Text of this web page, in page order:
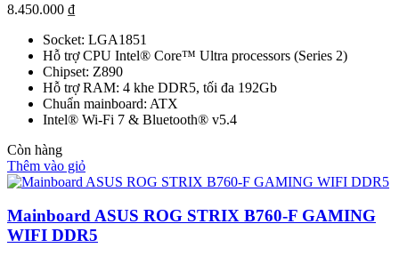
8.450.000 ₫
Socket: LGA1851
Hỗ trợ CPU Intel® Core™ Ultra processors (Series 2)
Chipset: Z890
Hỗ trợ RAM: 4 khe DDR5, tối đa 192Gb
Chuẩn mainboard: ATX
Intel® Wi-Fi 7 & Bluetooth® v5.4
Còn hàng
Thêm vào giỏ
Mainboard ASUS ROG STRIX B760-F GAMING
WIFI DDR5